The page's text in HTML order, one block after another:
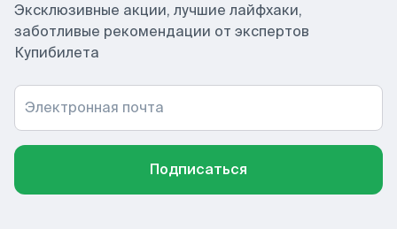
Эксклюзивные акции, лучшие лайфхаки,
заботливые рекомендации от экспертов
Купибилета
Электронная почта
Подписаться